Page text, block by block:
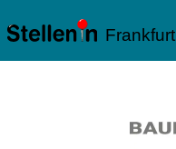
Frankfurt